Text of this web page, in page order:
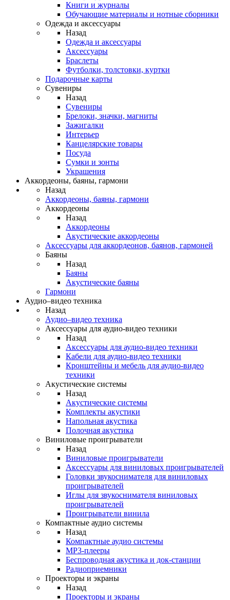
Книги и журналы
Обучающие материалы и нотные сборники
Одежда и аксессуары
Назад
Одежда и аксессуары
Аксессуары
Браслеты
Футболки, толстовки, куртки
Подарочные карты
Сувениры
Назад
Сувениры
Брелоки, значки, магниты
Зажигалки
Интерьер
Канцелярские товары
Посуда
Сумки и зонты
Украшения
Аккордеоны, баяны, гармони
Назад
Аккордеоны, баяны, гармони
Аккордеоны
Назад
Аккордеоны
Акустические аккордеоны
Аксессуары для аккордеонов, баянов, гармоней
Баяны
Назад
Баяны
Акустические баяны
Гармони
Аудио–видео техника
Назад
Аудио–видео техника
Аксессуары для аудио-видео техники
Назад
Аксессуары для аудио-видео техники
Кабели для аудио-видео техники
Кронштейны и мебель для аудио-видео
техники
Акустические системы
Назад
Акустические системы
Комплекты акустики
Напольная акустика
Полочная акустика
Виниловые проигрыватели
Назад
Виниловые проигрыватели
Аксессуары для виниловых проигрывателей
Головки звукоснимателя для виниловых
проигрывателей
Иглы для звукоснимателя виниловых
проигрывателей
Проигрыватели винила
Компактные аудио системы
Назад
Компактные аудио системы
MP3-плееры
Беспроводная акустика и док-станции
Радиоприемники
Проекторы и экраны
Назад
Проекторы и экраны